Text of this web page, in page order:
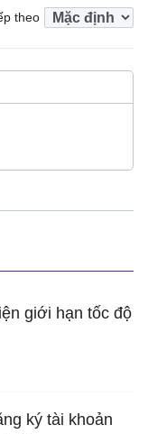
theo
giới hạn tốc độ
ký tài khoản